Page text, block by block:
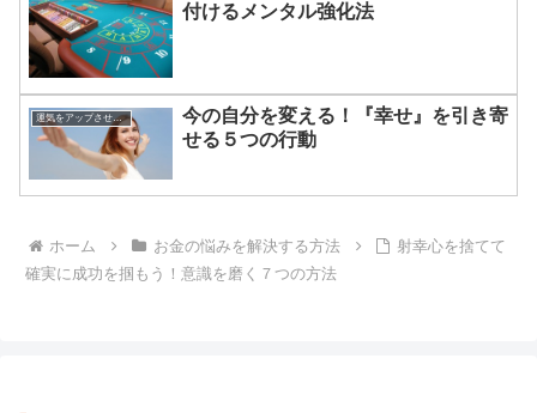
付けるメンタル強化法
運気をアップさせる方法
今の自分を変える！『幸せ』を引き寄
せる５つの行動
ホーム お金の悩みを解決する方法
射幸心を捨てて
確実に成功を掴もう！意識を磨く７つの方法